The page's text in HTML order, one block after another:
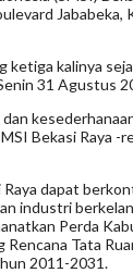
Jababeka,
ketiga kalinya
31 Agustus
dan
Bekasi Raya -
Raya dapat
industri
Perda
Tata
2011-2031.